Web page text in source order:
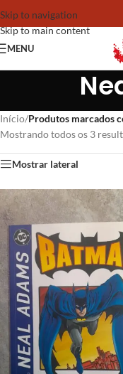
Skip to navigation
Skip to main content
MENU
Início/Produtos marcados
Mostrando todos os 3
Mostrar lateral